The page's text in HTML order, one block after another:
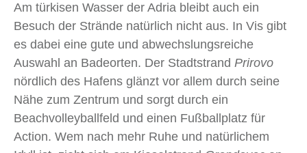
Am türkisen Wasser der Adria bleibt auch ein
Besuch der Strände natürlich nicht aus. In Vis gibt
es dabei eine gute und abwechslungsreiche
Auswahl an Badeorten. Der Stadtstrand Prirovo
nördlich des Hafens glänzt vor allem durch seine
Nähe zum Zentrum und sorgt durch ein
Beachvolleyballfeld und einen Fußballplatz für
Action. Wem nach mehr Ruhe und natürlichem